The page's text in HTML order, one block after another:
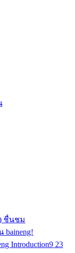
) ชื่นชม
Introduction9 23